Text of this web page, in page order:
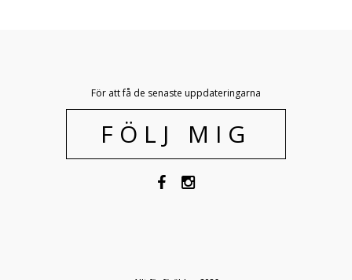
För att få de senaste uppdateringarna
FÖLJ MIG